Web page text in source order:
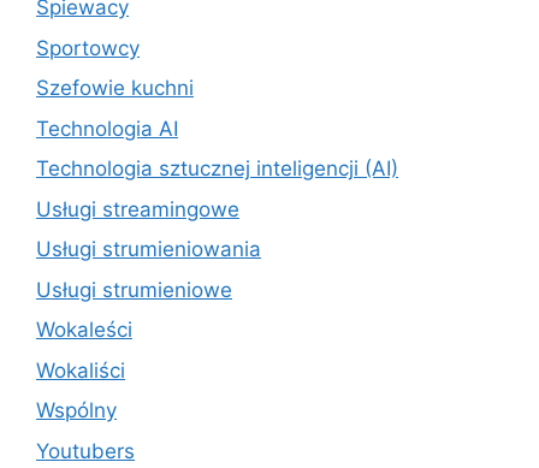
Śpiewacy
Sportowcy
Szefowie kuchni
Technologia AI
Technologia sztucznej inteligencji (AI)
Usługi streamingowe
Usługi strumieniowania
Usługi strumieniowe
Wokaleści
Wokaliści
Wspólny
Youtubers